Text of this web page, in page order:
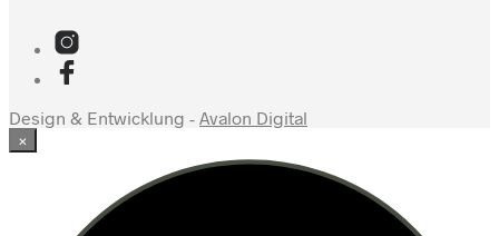
Design & Entwicklung - Avalon Digital
×